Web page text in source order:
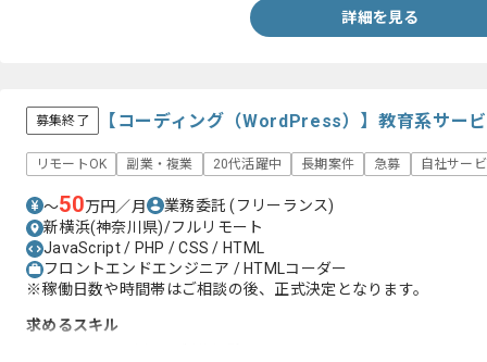
詳細を見る
募集終了 【コーディング（WordPress）】教育系サー
リモートOK 副業・複業 20代活躍中 長期案件 急募 自社サー
〜50万円／月 業務委託(フリーランス)
新横浜(神奈川県)/フルリモート
JavaScript / PHP / CSS / HTML
フロントエンドエンジニア / HTMLコーダー
※稼働日数や時間帯はご相談の後、正式決定となります。
求めるスキル